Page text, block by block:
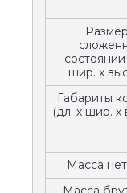
шир. х
Габариты
(дл. х шир. х
Масса